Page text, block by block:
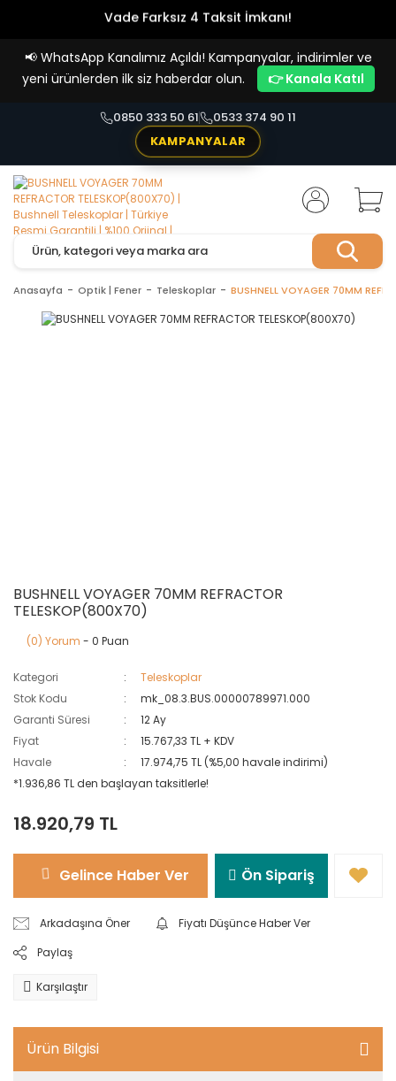
Vade Farksız 4 Taksit İmkanı!
📢 WhatsApp Kanalımız Açıldı! Kampanyalar, indirimler ve
yeni ürünlerden ilk siz haberdar olun.
👉 Kanala Katıl
0850 333 50 61
0533 374 90 11
KAMPANYALAR
Anasayfa Optik | Fener Teleskoplar BUSHNELL VOYAGER 70MM
BUSHNELL VOYAGER 70MM REFRACTOR
TELESKOP(800X70)
(0) Yorum - 0 Puan
Kategori
Teleskoplar
Stok Kodu
mk_08.3.BUS.00000789971.000
Garanti Süresi
12 Ay
Fiyat
15.767,33 TL + KDV
Havale
17.974,75 TL (%5,00 havale indirimi)
*1.936,86 TL den başlayan taksitlerle!
18.920,79 TL
Gelince Haber Ver Ön Sipariş
Arkadaşına Öner
Fiyatı Düşünce Haber Ver
Paylaş
Karşılaştır
Ürün Bilgisi